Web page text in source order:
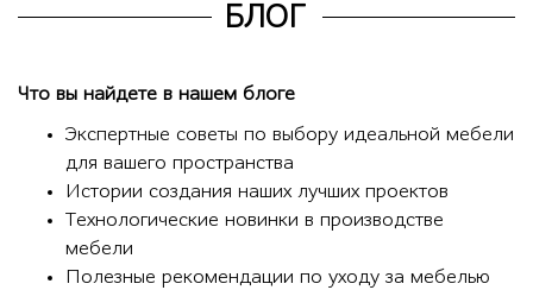
БЛОГ
Что вы найдете в нашем блоге
Экспертные советы по выбору идеальной мебели
для вашего пространства
Истории создания наших лучших проектов
Технологические новинки в производстве
мебели
Полезные рекомендации по уходу за мебелью